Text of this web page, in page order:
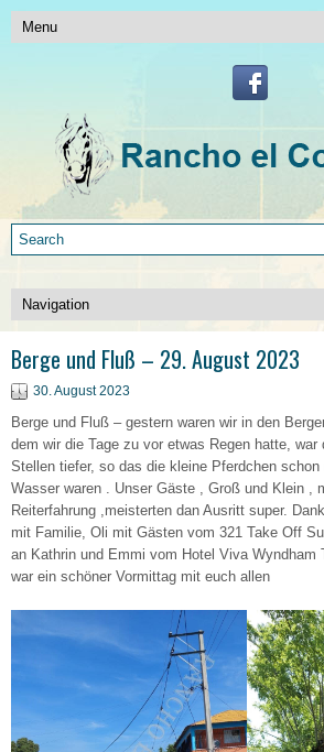
Berge und Fluß – 29. August 2023
30. August 2023
Berge und Fluß – gestern waren wir in den
dem wir die Tage zu vor etwas Regen hatte, war
Stellen tiefer, so das die kleine Pferdchen
Wasser waren . Unser Gäste , Groß und Klein ,
Reiterfahrung ,meisterten dan Ausritt super.
mit Familie, Oli mit Gästen vom 321 Take Off
an Kathrin und Emmi vom Hotel Viva Wyndham
war ein schöner Vormittag mit euch allen